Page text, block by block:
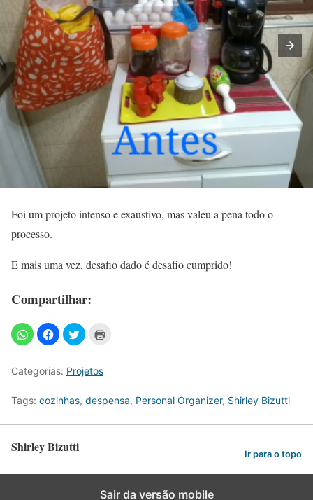
Foi um projeto intenso e exaustivo, mas valeu a pena todo o
processo.
E mais uma vez, desafio dado é desafio cumprido!
Compartilhar:
Categorias: Projetos
Tags: cozinhas, despensa, Personal Organizer, Shirley Bizutti
Shirley Bizutti Ir para o topo
Sair da versão mobile